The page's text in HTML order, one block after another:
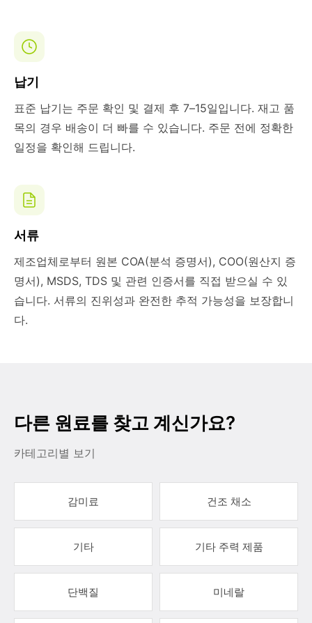
납기
표준 납기는 주문 확인 및 결제 후 7–15일입니다. 재고 품
목의 경우 배송이 더 빠를 수 있습니다. 주문 전에 정확한
일정을 확인해 드립니다.
서류
제조업체로부터 원본 COA(분석 증명서), COO(원산지 증
명서), MSDS, TDS 및 관련 인증서를 직접 받으실 수 있
습니다. 서류의 진위성과 완전한 추적 가능성을 보장합니
다.
다른 원료를 찾고 계신가요?
카테고리별 보기
감미료 건조 채소
기타 기타 주력 제품
단백질 미네랄